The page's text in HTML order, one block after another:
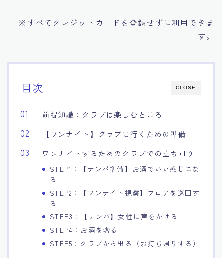
※すべてクレジットカードを登録せずに利用できま
す。
CLOSE
目次
前提知識：クラブは楽しむところ
【ワンナイト】クラブに行くための準備
ワンナイトするためのクラブでの立ち回り
STEP1：【ナンパ準備】お酒でいい感じにな
る
STEP2：【ワンナイト視察】フロアを巡回す
る
STEP3：【ナンパ】女性に声をかける
STEP4：お酒を奢る
STEP5：クラブから出る（お持ち帰りする）